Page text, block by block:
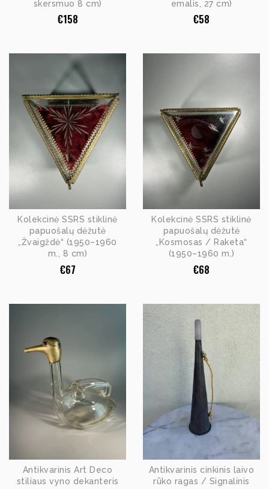
skersmuo 8 cm)
€158
emalis, 27 cm)
€58
Kolekcinė SSRS stiklinė
papuošalų dėžutė
„Žvaigždė“ (1950–1960
m., 8 cm)
€67
Kolekcinė SSRS stiklinė
papuošalų dėžutė
„Kosmosas / Raketa“
(1950–1960 m.)
€68
Antikvarinis Art Deco
stiliaus vyno dekanteris
Antikvarinis cinkinis laivo
rūko ragas / Signalinis